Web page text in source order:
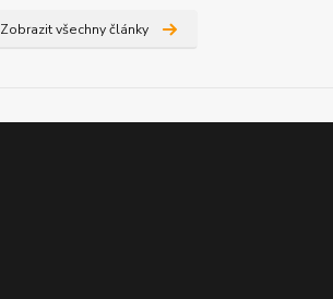
Zobrazit všechny články